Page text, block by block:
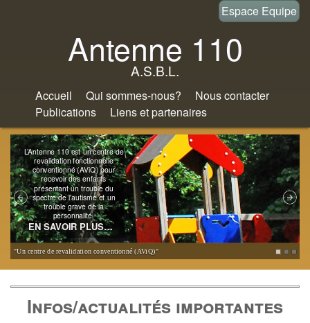
contenu
Espace Equipe
Antenne 110
A.S.B.L.
Accueil Qui sommes-nous?
Nous contacter
Publications
Liens et partenaires
L’Antenne 110 est un centre de
revalidation fonctionnelle
conventionné (AViQ) pour
recevoir des enfants
présentant un trouble du
spectre de l'autisme et un
trouble grave de la
personnalité.
EN SAVOIR PLUS…
"Un centre de revalidation conventionné (AViQ)"
Infos/actualités importantes